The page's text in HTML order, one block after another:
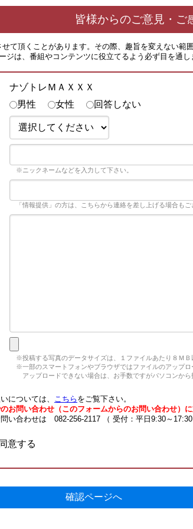
皆様からのご意見・ご
て頂くことがあります。その際、趣旨を変えない範
ジは、番組やコンテンツに役立てるよう必ず目を通
ナゾトレＭＡＸＸＸ
男性 女性 回答しない
※ニックネームなどを入力して下さい。
「情報提供」の方は、こちらから連絡を差し上げる場合も
※投稿する写真のデータサイズは、１ファイルあたり８Ｍ
※一部のスマートフォンやブラウザではファイルのアップ
アップロードできない場合は、お手数ですがパソコンから
については、 こちら をご覧下さい。
お問い合わせ（このフォームからのお問い合わせ）
い合わせは 082-256-2117 （ 受付：平日9:30～
意する
確認ページへ